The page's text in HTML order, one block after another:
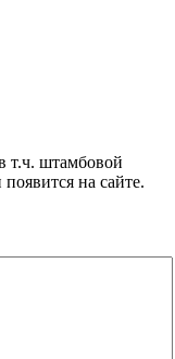
т.ч. штамбовой
на сайте.